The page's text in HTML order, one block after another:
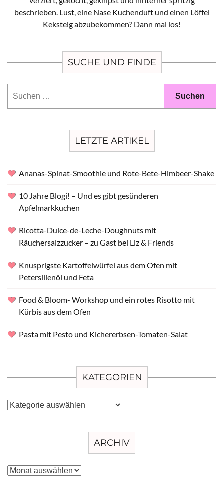
beschrieben. Lust, eine Nase Kuchenduft und einen Löffel
Keksteig abzubekommen? Dann mal los!
SUCHE UND FINDE
LETZTE ARTIKEL
Ananas-Spinat-Smoothie und Rote-Bete-Himbeer-Shake
10 Jahre Blogi! – Und es gibt gesünderen
Apfelmarkkuchen
Ricotta-Dulce-de-Leche-Doughnuts mit
Räuchersalzzucker – zu Gast bei Liz & Friends
Knusprigste Kartoffelwürfel aus dem Ofen mit
Petersilienöl und Feta
Food & Bloom- Workshop und ein rotes Risotto mit
Kürbis aus dem Ofen
Pasta mit Pesto und Kichererbsen-Tomaten-Salat
KATEGORIEN
Kategorien
ARCHIV
Archiv